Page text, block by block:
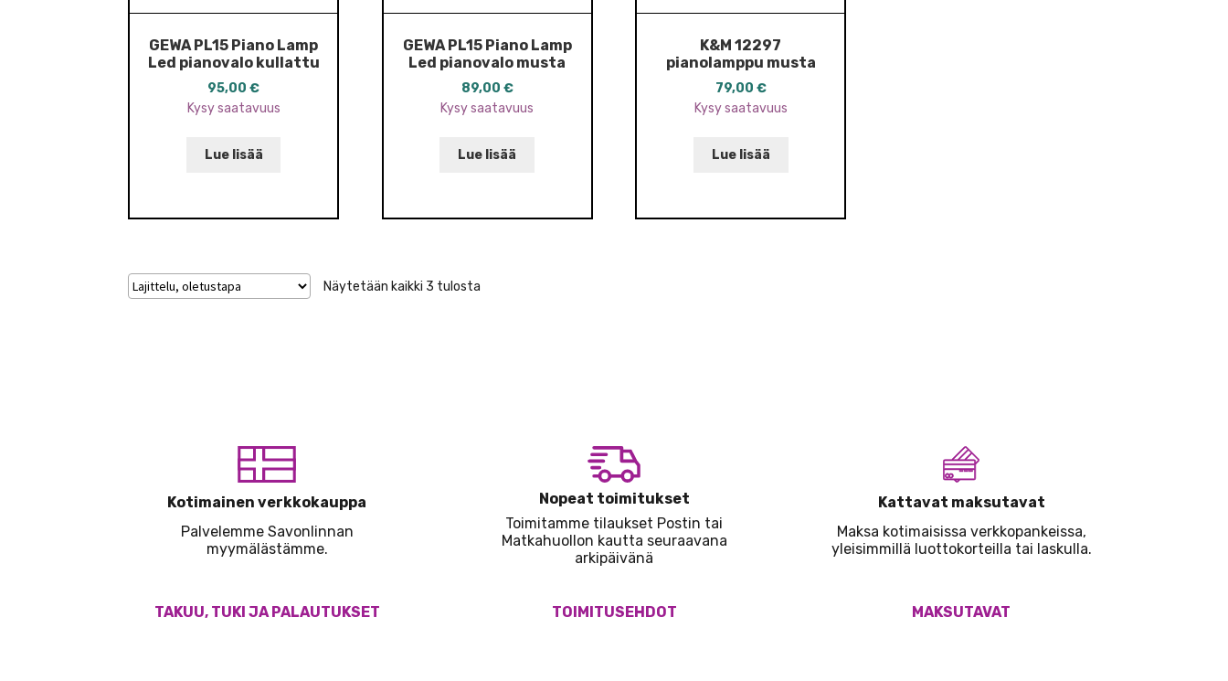
GEWA PL15 Piano Lamp
Led pianovalo kullattu
95,00€
Kysy saatavuus
Lue lisää
GEWA PL15 Piano Lamp
Led pianovalo musta
89,00 €
Kysy saatavuus
Lue lisää
K&M 12297
pianolamppu musta
79,00 €
Kysy saatavuus
Lue lisää
Näytetään kaikki 3 tulosta
Kotimainen verkkokauppa
Palvelemme Savonlinnan
myymälästämme.
TAKUU, TUKI JA PALAUTUKSET
Nopeat toimitukset
Toimitamme tilaukset Postin tai
Matkahuollon kautta seuraavana
arkipäivänä
TOIMITUSEHDOT
Kattavat maksutavat
Maksa kotimaisissa verkkopankeissa,
yleisimmillä luottokorteilla tai laskulla.
MAKSUTAVAT